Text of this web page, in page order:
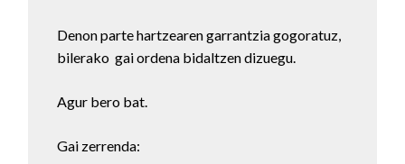
Denon parte hartzearen garrantzia gogoratuz,
bilerako gai ordena bidaltzen dizuegu.
Agur bero bat.
Gai zerrenda: